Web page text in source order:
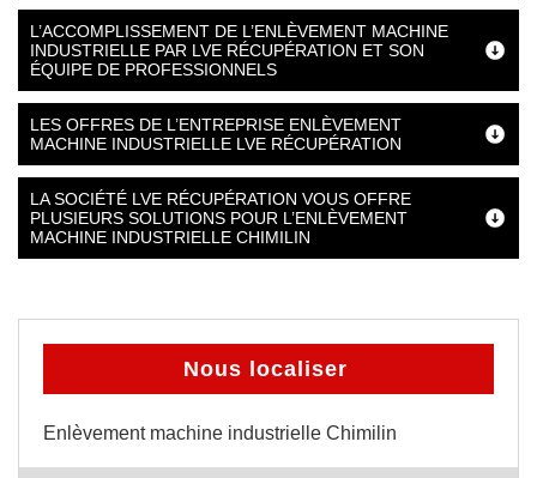
L’ACCOMPLISSEMENT DE L’ENLÈVEMENT MACHINE
INDUSTRIELLE PAR LVE RÉCUPÉRATION ET SON
ÉQUIPE DE PROFESSIONNELS
LES OFFRES DE L’ENTREPRISE ENLÈVEMENT
MACHINE INDUSTRIELLE LVE RÉCUPÉRATION
LA SOCIÉTÉ LVE RÉCUPÉRATION VOUS OFFRE
PLUSIEURS SOLUTIONS POUR L’ENLÈVEMENT
MACHINE INDUSTRIELLE CHIMILIN
Nous localiser
Enlèvement machine industrielle Chimilin